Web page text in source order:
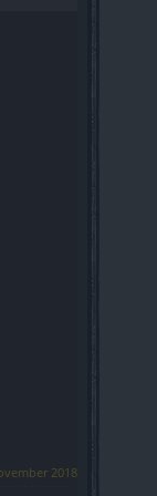
2018